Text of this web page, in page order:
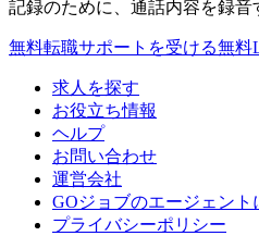
記録のために、通話内容を録音
無料転職サポートを受ける無料
求人を探す
お役立ち情報
ヘルプ
お問い合わせ
運営会社
GOジョブのエージェント
プライバシーポリシー